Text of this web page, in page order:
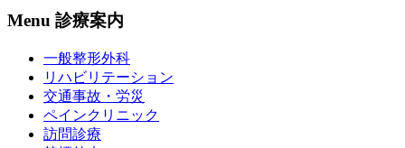
Menu 診療案内
一般整形外科
リハビリテーション
交通事故・労災
ペインクリニック
訪問診療